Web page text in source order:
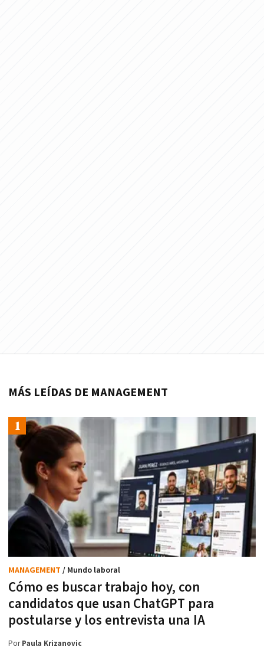
MÁS LEÍDAS DE MANAGEMENT
Cómo es buscar trabajo hoy, con
candidatos que usan ChatGPT para
postularse y los entrevista una IA
MANAGEMENT / Mundo laboral
PorPaula Krizanovic